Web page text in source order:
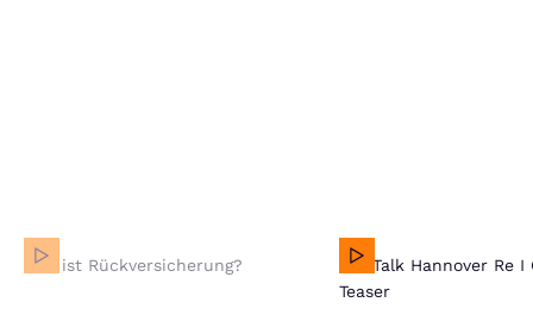
Was ist Rückversicherung?
Bei Klick auf dieses Video wird eine Verbindung zu
YouTube aufgebaut. Weitere Informationen findest Du
Was ist Rückversicherung?
RealTalk Hannover Re
Teaser